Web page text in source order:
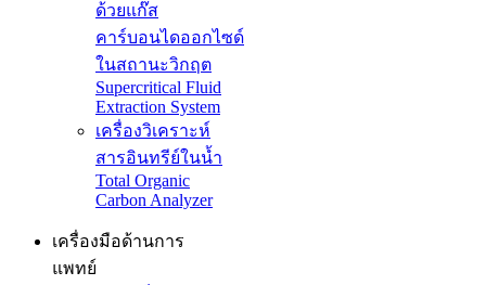
ด้วยแก๊ส
คาร์บอนไดออกไซด์
ในสถานะวิกฤต
Supercritical Fluid
Extraction System
เครื่องวิเคราะห์
สารอินทรีย์ในน้ำ
Total Organic
Carbon Analyzer
เครื่องมือด้านการ
แพทย์